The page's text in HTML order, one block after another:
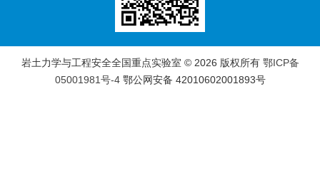
岩土力学与工程安全全国重点实验室 © 2026 版权所有 鄂ICP备
05001981号-4鄂公网安备 42010602001893号